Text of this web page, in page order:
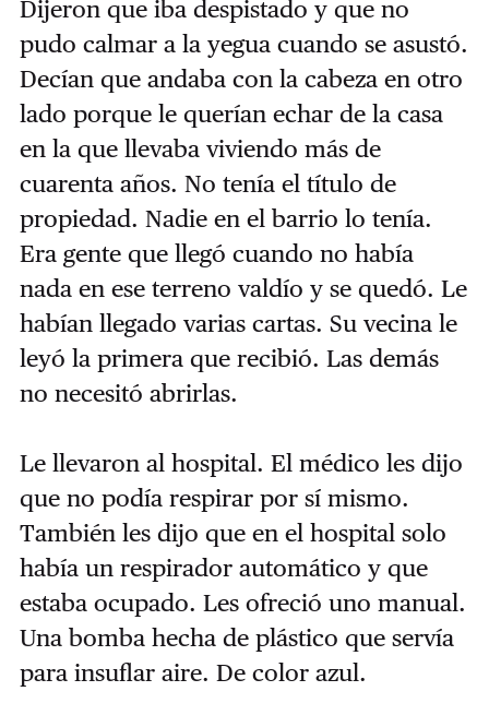
Dijeron que iba despistado y que no
pudo calmar a la yegua cuando se asustó.
Decían que andaba con la cabeza en otro
lado porque le querían echar de la casa
en la que llevaba viviendo más de
cuarenta años. No tenía el título de
propiedad. Nadie en el barrio lo tenía.
Era gente que llegó cuando no había
nada en ese terreno valdío y se quedó. Le
habían llegado varias cartas. Su vecina le
leyó la primera que recibió. Las demás
no necesitó abrirlas.
Le llevaron al hospital. El médico les dijo
que no podía respirar por sí mismo.
También les dijo que en el hospital solo
había un respirador automático y que
estaba ocupado. Les ofreció uno manual.
Una bomba hecha de plástico que servía
para insuflar aire. De color azul.